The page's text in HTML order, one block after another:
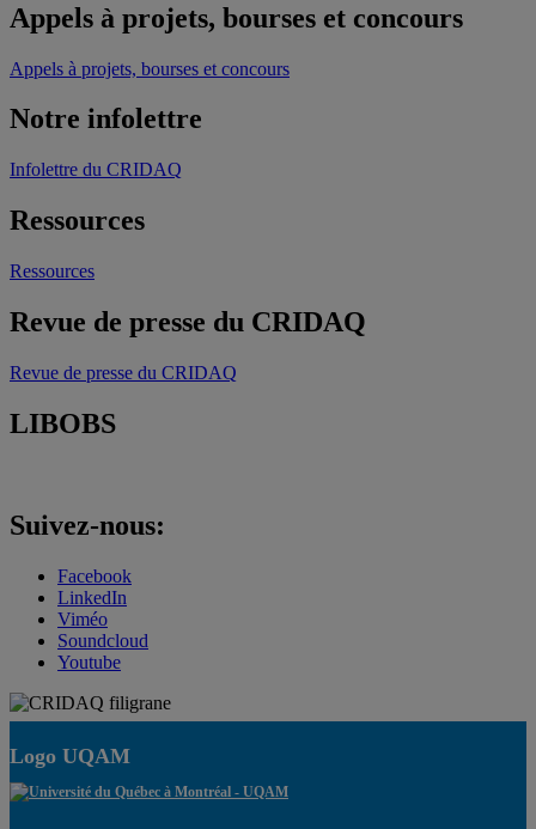
Appels à projets, bourses et concours
Appels à projets, bourses et concours
Notre infolettre
Infolettre du CRIDAQ
Ressources
Ressources
Revue de presse du CRIDAQ
Revue de presse du CRIDAQ
LIBOBS
Suivez-nous:
Facebook
LinkedIn
Viméo
Soundcloud
Youtube
Logo UQAM